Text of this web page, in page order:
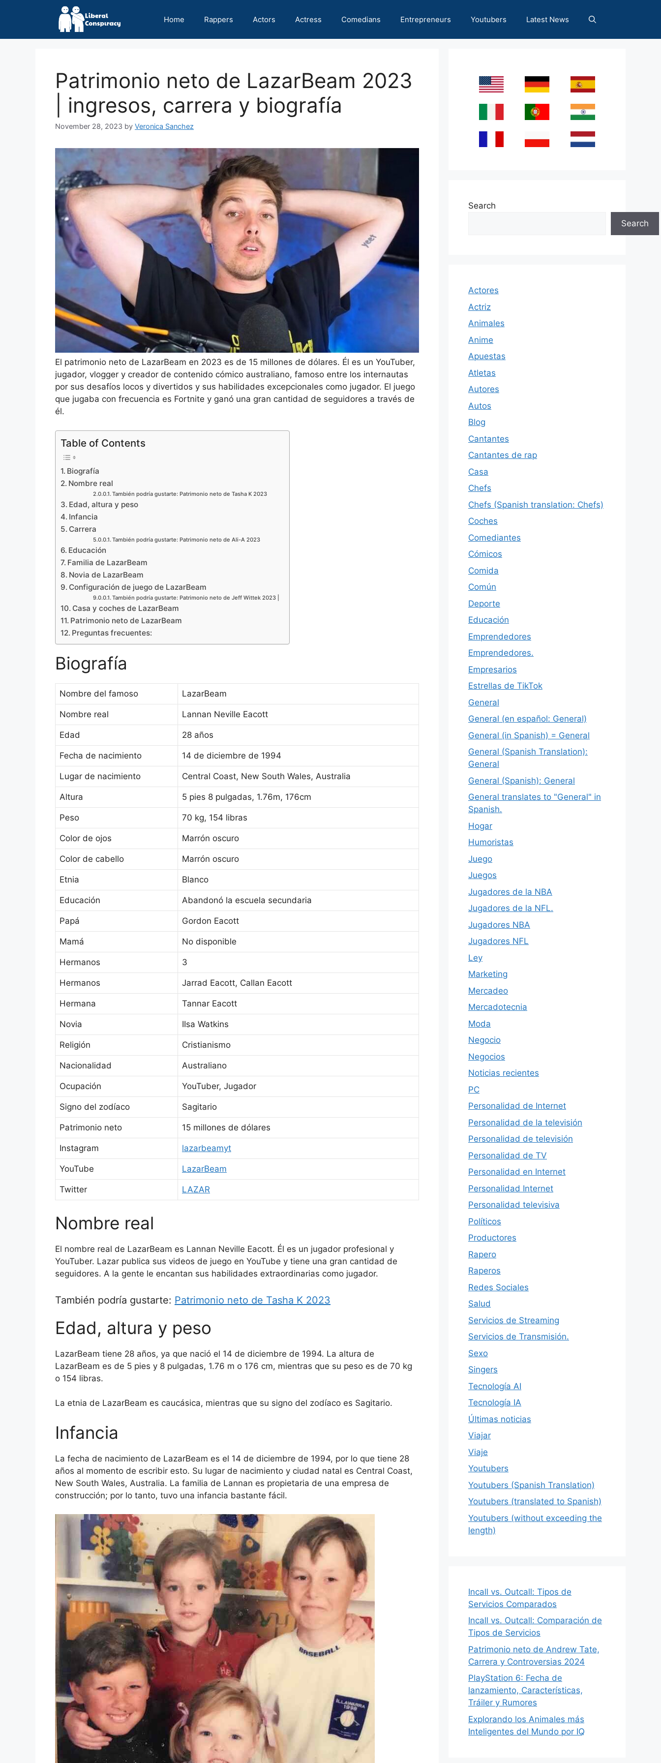
Home Rappers Actors Actress Comedians Entrepreneurs Youtubers Latest News
Patrimonio neto de LazarBeam 2023
| ingresos, carrera y biografía
November 28, 2023 by Veronica Sanchez
El patrimonio neto de LazarBeam en 2023 es de 15 millones de dólares. Él es un YouTuber,
jugador, vlogger y creador de contenido cómico australiano, famoso entre los internautas
por sus desafíos locos y divertidos y sus habilidades excepcionales como jugador. El juego
que jugaba con frecuencia es Fortnite y ganó una gran cantidad de seguidores a través de
él.
Table of Contents
Biografía
Nombre real
También podría gustarte: Patrimonio neto de Tasha K 2023
Edad, altura y peso
Infancia
Carrera
También podría gustarte: Patrimonio neto de Ali-A 2023
Educación
Familia de LazarBeam
Novia de LazarBeam
Configuración de juego de LazarBeam
También podría gustarte: Patrimonio neto de Jeff Wittek 2023 |
Casa y coches de LazarBeam
Patrimonio neto de LazarBeam
Preguntas frecuentes:
Biografía
Nombre del famoso LazarBeam
Nombre real Lannan Neville Eacott
Edad 28 años
Fecha de nacimiento 14 de diciembre de 1994
Lugar de nacimiento Central Coast, New South Wales, Australia
Altura 5 pies 8 pulgadas, 1.76m, 176cm
Peso 70 kg, 154 libras
Color de ojos Marrón oscuro
Color de cabello Marrón oscuro
Etnia Blanco
Educación Abandonó la escuela secundaria
Papá Gordon Eacott
Mamá No disponible
Hermanos 3
Hermanos Jarrad Eacott, Callan Eacott
Hermana Tannar Eacott
Novia IIsa Watkins
Religión Cristianismo
Nacionalidad Australiano
Ocupación YouTuber, Jugador
Signo del zodíaco Sagitario
Patrimonio neto 15 millones de dólares
Instagram lazarbeamyt
YouTube LazarBeam
Twitter LAZAR
Nombre real
El nombre real de LazarBeam es Lannan Neville Eacott. Él es un jugador profesional y
YouTuber. Lazar publica sus videos de juego en YouTube y tiene una gran cantidad de
seguidores. A la gente le encantan sus habilidades extraordinarias como jugador.
También podría gustarte: Patrimonio neto de Tasha K 2023
Edad, altura y peso
LazarBeam tiene 28 años, ya que nació el 14 de diciembre de 1994. La altura de
LazarBeam es de 5 pies y 8 pulgadas, 1.76 m o 176 cm, mientras que su peso es de 70 kg
o 154 libras.
La etnia de LazarBeam es caucásica, mientras que su signo del zodíaco es Sagitario.
Infancia
La fecha de nacimiento de LazarBeam es el 14 de diciembre de 1994, por lo que tiene 28
años al momento de escribir esto. Su lugar de nacimiento y ciudad natal es Central Coast,
New South Wales, Australia. La familia de Lannan es propietaria de una empresa de
construcción; por lo tanto, tuvo una infancia bastante fácil.
Search
Search
Actores
Actriz
Animales
Anime
Apuestas
Atletas
Autores
Autos
Blog
Cantantes
Cantantes de rap
Casa
Chefs
Chefs (Spanish translation: Chefs)
Coches
Comediantes
Cómicos
Comida
Común
Deporte
Educación
Emprendedores
Emprendedores.
Empresarios
Estrellas de TikTok
General
General (en español: General)
General (in Spanish) = General
General (Spanish Translation):
General
General (Spanish): General
General translates to "General" in
Spanish.
Hogar
Humoristas
Juego
Juegos
Jugadores de la NBA
Jugadores de la NFL.
Jugadores NBA
Jugadores NFL
Ley
Marketing
Mercadeo
Mercadotecnia
Moda
Negocio
Negocios
Noticias recientes
PC
Personalidad de Internet
Personalidad de la televisión
Personalidad de televisión
Personalidad de TV
Personalidad en Internet
Personalidad Internet
Personalidad televisiva
Políticos
Productores
Rapero
Raperos
Redes Sociales
Salud
Servicios de Streaming
Servicios de Transmisión.
Sexo
Singers
Tecnología AI
Tecnología IA
Últimas noticias
Viajar
Viaje
Youtubers
Youtubers (Spanish Translation)
Youtubers (translated to Spanish)
Youtubers (without exceeding the
length)
Incall vs. Outcall: Tipos de
Servicios Comparados
Incall vs. Outcall: Comparación de
Tipos de Servicios
Patrimonio neto de Andrew Tate,
Carrera y Controversias 2024
PlayStation 6: Fecha de
lanzamiento, Características,
Tráiler y Rumores
Explorando los Animales más
Inteligentes del Mundo por IQ